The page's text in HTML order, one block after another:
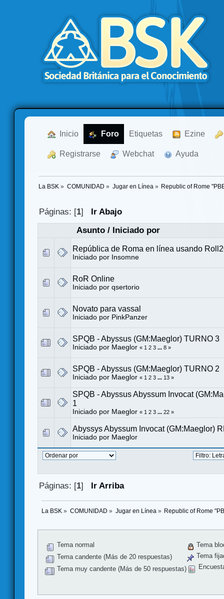
Inicio Foro Etiquetas Ezine
Registrarse Webchat Ayuda
La BSK » COMUNIDAD » Jugar en Línea » Republic of Rome
Páginas: [1]
Ir Abajo
Asunto/ Iniciado por
República de Roma en línea usando
Iniciado por Insomne
RoR Online
Iniciado por qsertorio
Novato para vassal
Iniciado por PinkPanzer
SPQB - Abyssus (GM:Maeglor) TURNO 3
Iniciado por Maeglor « 1 2 3 ... 8 »
SPQB - Abyssus (GM:Maeglor) TURNO 2
Iniciado por Maeglor « 1 2 3 ... 13 »
SPQB - Abyssus Abyssum Invocat
1
Iniciado por Maeglor « 1 2 3 ... 22 »
Abyssys Abyssum Invocat (GM:Maeglor)
Iniciado por Maeglor
Páginas: [1] Ir Arriba
La BSK » COMUNIDAD » Jugar en Línea » Republic of Rome
Tema normal
Tema candente (Más de 20 respuestas)
Tema muy candente (Más de 50 respuestas)
Tema
Tema